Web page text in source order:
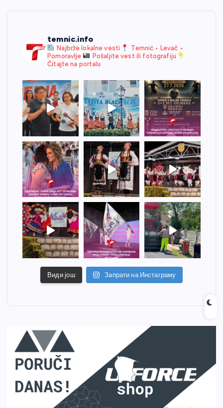
temnic.info
Najbrže lokalne vesti
Temnić • Levač •
Pomoravlje
Pošaljite vest ili fotografiju
Čitajte na portalu
Види још Запрати на Инстаграму